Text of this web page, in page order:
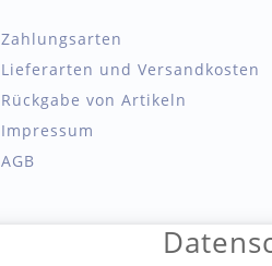
Zahlungsarten
Lieferarten und Versandkosten
Rückgabe von Artikeln
Impressum
AGB